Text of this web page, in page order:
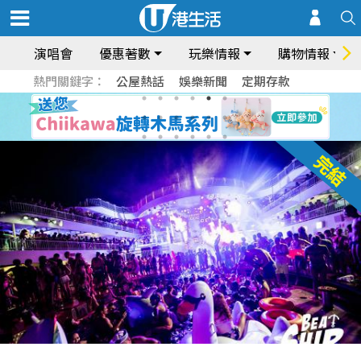
演唱會 優惠著數 玩樂情報 購物情報
熱門關鍵字： 公屋熱話 娛樂新聞 定期存款